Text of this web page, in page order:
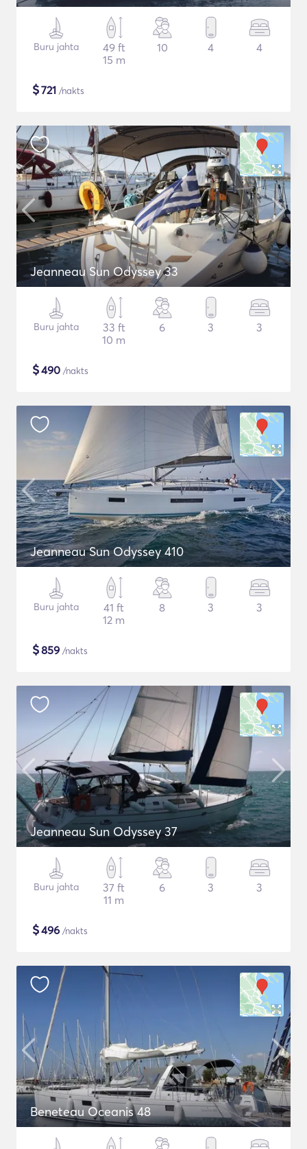
Buru jahta
49 ft
15 m
10 4 4
$721 /nakts
Jeanneau Sun Odyssey 33
Buru jahta
33 ft
10 m
6 3 3
$490 /nakts
Jeanneau Sun Odyssey 410
Buru jahta
41 ft
12 m
8 3 3
$859 /nakts
Jeanneau Sun Odyssey 37
Buru jahta
37 ft
11 m
6 3 3
$496 /nakts
Beneteau Oceanis 48